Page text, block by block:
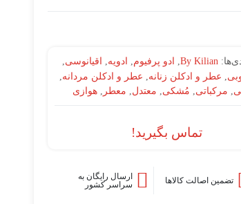
By Kilian
, ادو پرفیوم ادویه اقیانوسی
, عطر و ادکلن زنانه, عطر و ادکلن مردانه,
, مرکباتی, مُشکی, معتدل, معطر , هوازی
تماس بگیرید!
تضمین اصالت کالاها
ارسال رایگان به
سراسر کشور